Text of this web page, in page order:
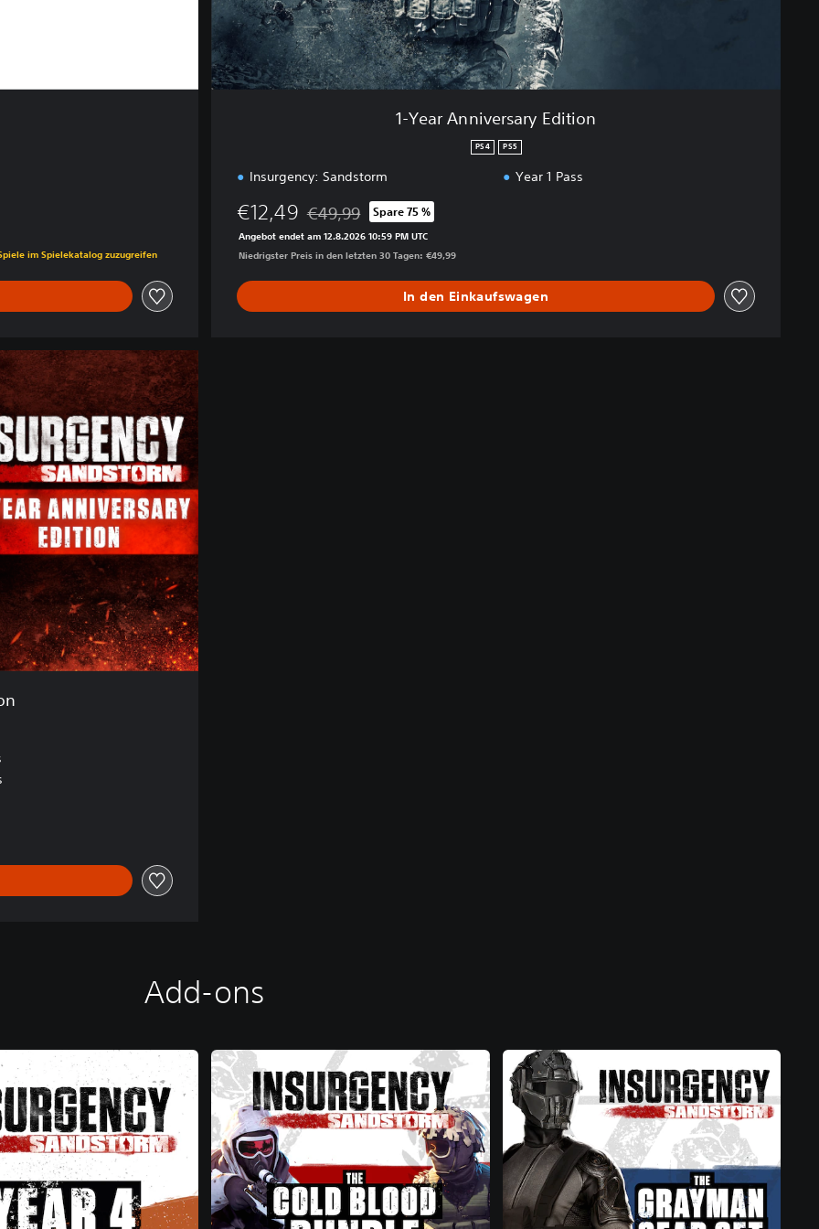
von €39,99
im Spielekatalog zuzugreifen
r
s
a
r
y
1-Year Anniversary Edition
PS4 PS5
Insurgency: Sandstorm Year 1 Pass
€12,49 Preisnachlass gegenüber dem Originalpreis von €49,99
€49,99 Spare 75 %
Angebot endet am 12.8.2026 10:59 PM UTC
Niedrigster Preis in den letzten 30 Tagen: €49,99
In den Einkaufswagen
Add-ons